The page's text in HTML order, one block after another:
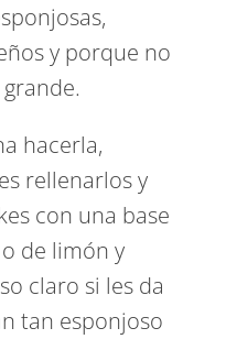
y porque no
hacerla,
rellenarlos y
con una base
de limón y
claro si les da
tan esponjoso